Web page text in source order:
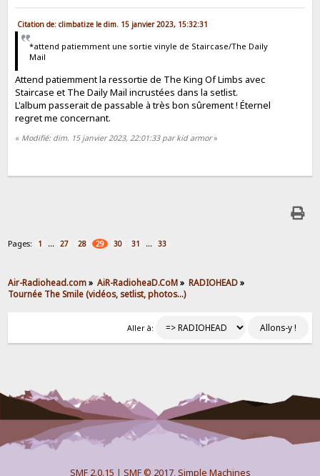
Citation de: climbatize le dim. 15 janvier 2023, 15:32:31
*attend patiemment une sortie vinyle de Staircase/The Daily
Mail
Attend patiemment la ressortie de The King Of Limbs avec
Staircase et The Daily Mail incrustées dans la setlist.
L'album passerait de passable à très bon sûrement ! Éternel
regret me concernant.
« Modifié: dim. 15 janvier 2023, 22:01:33 par kid armor»
Pages: 1 ... 27 28 29 30 31 ... 33
Air-Radiohead.com» AiR-RadioheaD.CoM» RADIOHEAD»
Tournée The Smile (vidéos, setlist, photos…)
Aller à:
SMF 2.0.15 | SMF © 2017,Simple Machines